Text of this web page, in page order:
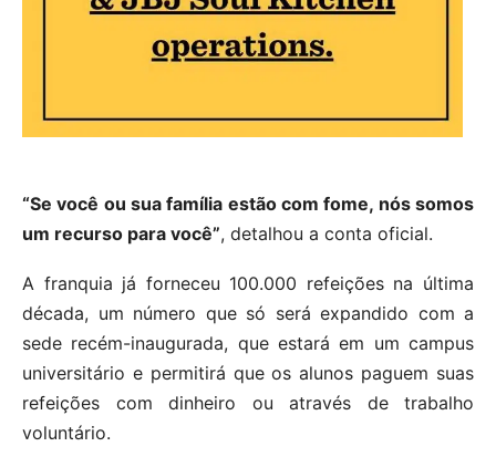
“Se você ou sua família estão com fome, nós somos
um recurso para você”, detalhou a conta oficial.
A franquia já forneceu 100.000 refeições na última
década, um número que só será expandido com a
sede recém-inaugurada, que estará em um campus
universitário e permitirá que os alunos paguem suas
refeições com dinheiro ou através de trabalho
voluntário.